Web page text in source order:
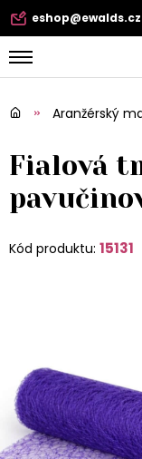
eshop@ewalds.cz
Aranžérský
Fialová
Kód produktu: 15131